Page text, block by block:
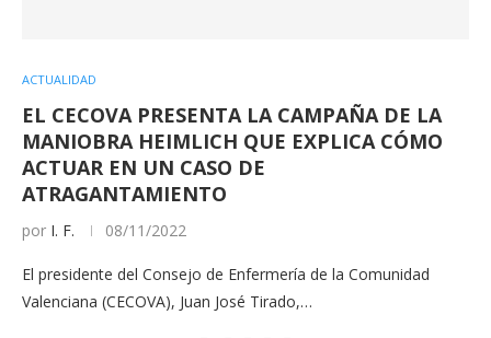
ACTUALIDAD
EL CECOVA PRESENTA LA CAMPAÑA DE LA
MANIOBRA HEIMLICH QUE EXPLICA CÓMO
ACTUAR EN UN CASO DE
ATRAGANTAMIENTO
por I. F. 08/11/2022
El presidente del Consejo de Enfermería de la Comunidad
Valenciana (CECOVA), Juan José Tirado,…